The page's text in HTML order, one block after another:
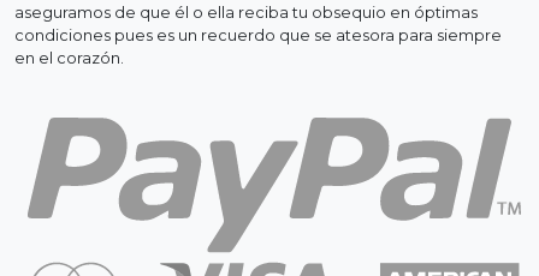
aseguramos de que él o ella reciba tu obsequio en óptimas
condiciones pues es un recuerdo que se atesora para siempre
en el corazón.